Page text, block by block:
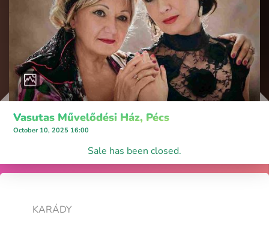
Vasutas Művelődési Ház, Pécs
October 10, 2025 16:00
Sale has been closed.
KARÁDY